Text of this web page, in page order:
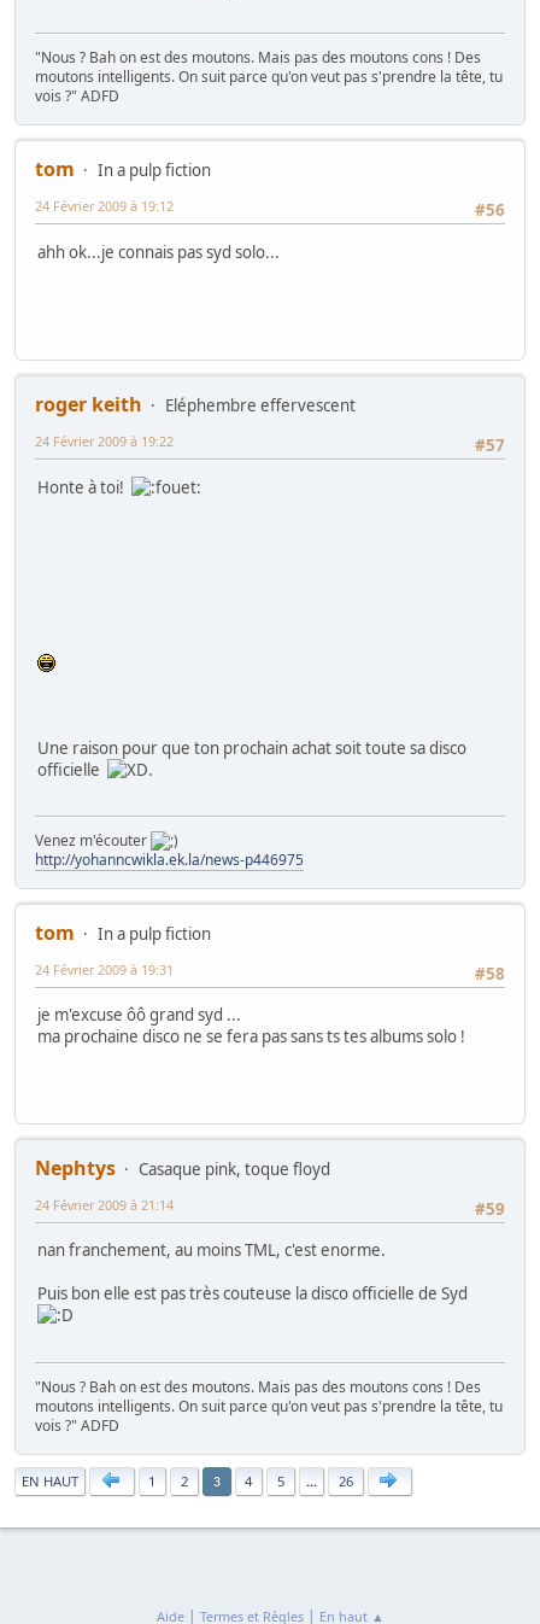
"Nous ? Bah on est des moutons. Mais pas des moutons cons ! Des
moutons intelligents. On suit parce qu'on veut pas s'prendre la tête, tu
vois ?" ADFD
tom
In a pulp fiction
#56
24 Février 2009 à 19:12
ahh ok...je connais pas syd solo...
roger keith
Eléphembre effervescent
#57
24 Février 2009 à 19:22
Honte à toi!
Une raison pour que ton prochain achat soit toute sa disco
officielle
.
Venez m'écouter
http://yohanncwikla.ek.la/news-p446975
tom
In a pulp fiction
#58
24 Février 2009 à 19:31
je m'excuse ôô grand syd ...
ma prochaine disco ne se fera pas sans ts tes albums solo !
Nephtys
Casaque pink, toque floyd
#59
24 Février 2009 à 21:14
nan franchement, au moins TML, c'est enorme.
Puis bon elle est pas très couteuse la disco officielle de Syd
"Nous ? Bah on est des moutons. Mais pas des moutons cons ! Des
moutons intelligents. On suit parce qu'on veut pas s'prendre la tête, tu
vois ?" ADFD
EN HAUT 1 2 3 4 5 ... 26
Aide| Termes et Règles| En haut ▲